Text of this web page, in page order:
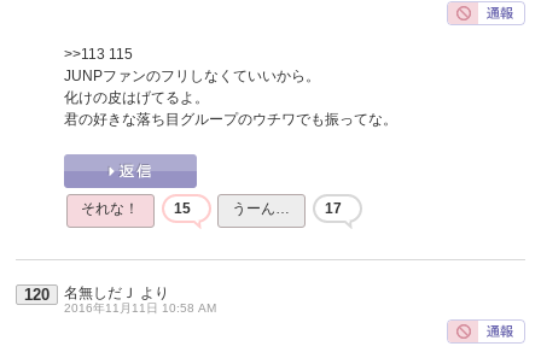
>>113 115
JUNPファンのフリしなくていいから。
化けの皮はげてるよ。
君の好きな落ち目グループのウチワでも振ってな。
それな！ 15 うーん… 17
120 名無しだＪ より
2016年11月11日 10:58 AM